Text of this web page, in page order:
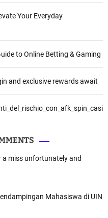
Your Everyday
to Online Betting & Gaming
and exclusive rewards await
a miss unfortunately and
Mahasiswa di UIN